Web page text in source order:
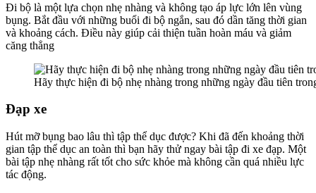
Đi bộ là một lựa chọn nhẹ nhàng và không tạo áp lực lớn lên vùng
bụng. Bắt đầu với những buổi đi bộ ngắn, sau đó dần tăng thời gian
và khoảng cách. Điều này giúp cải thiện tuần hoàn máu và giảm
căng thẳng
Hãy thực hiện đi bộ nhẹ nhàng trong những ngày đầu tiên
Đạp xe
Hút mỡ bụng bao lâu thì tập thể dục được? Khi đã đến khoảng thời
gian tập thể dục an toàn thì bạn hãy thử ngay bài tập đi xe đạp. Một
bài tập nhẹ nhàng rất tốt cho sức khỏe mà không cần quá nhiều lực
tác động.